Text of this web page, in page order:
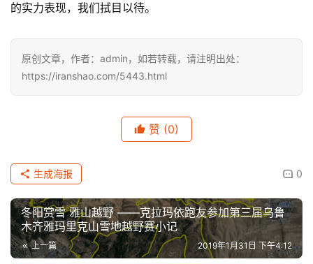
赛
装
备
训
练
的实力表现，我们拭目以待。
原创文章，作者：admin，如若转载，请注明出处：
https://iranshao.com/5443.html
赞 (0)
0
生成海报
冬阳赏雪 雅山越野 ——克拉玛依跑友参加第三届乌鲁
木齐雅玛里克山雪地越野赛小记
上一篇 2019年1月31日 下午4:12